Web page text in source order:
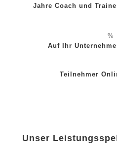
Jahre Coach und
%
Auf Ihr
Teilnehmer
Unser